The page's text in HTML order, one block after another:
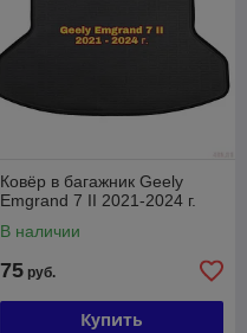
Ковёр в багажник Geely
Emgrand 7 II 2021-2024 г.
В наличии
75 руб.
Купить